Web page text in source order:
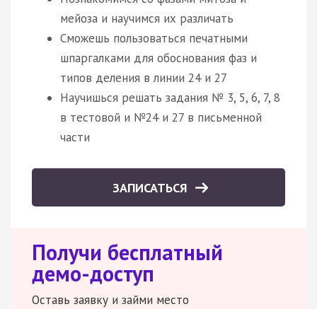
мейоза и научимся их различать
Сможешь пользоваться печатными
шпаргалками для обоснования фаз и
типов деления в линии 24 и 27
Научишься решать задания № 3, 5, 6, 7, 8
в тестовой и №24 и 27 в письменной
части
ЗАПИСАТЬСЯ
Получи бесплатный
демо-доступ
Оставь заявку и займи место